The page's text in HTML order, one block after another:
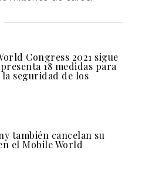
Congress 2021 sigue
18 medidas para
seguridad de los
también cancelan su
el Mobile World